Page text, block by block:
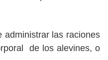
administrar las raciones
de los alevines, o